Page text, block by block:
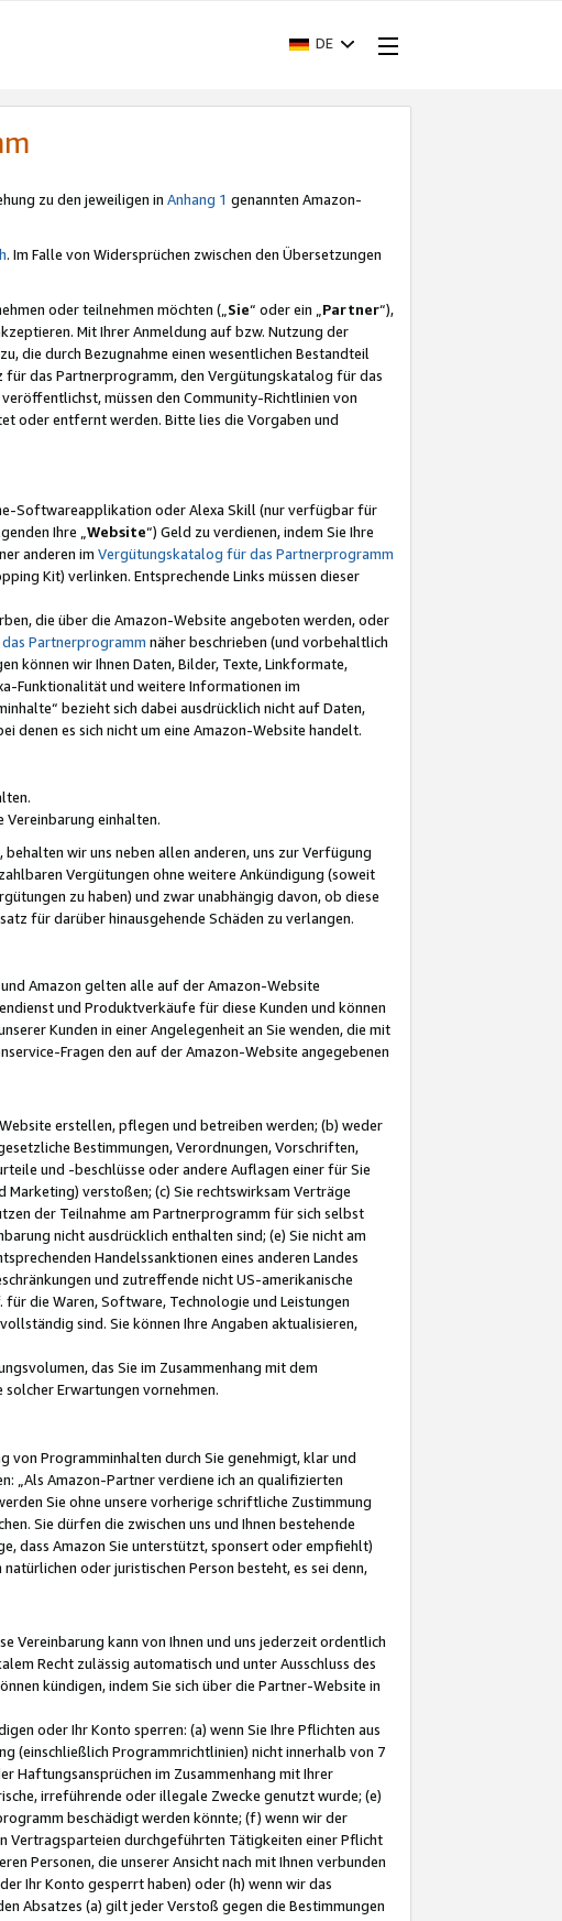
DE
zu den jeweiligen in Anhang 1 genannten Amazon-
. Im Falle von Widersprüchen zwischen den Übersetzungen
oder teilnehmen möchten („Sie“ oder ein „Partner“),
Mit Ihrer Anmeldung auf bzw. Nutzung der
die durch Bezugnahme einen wesentlichen Bestandteil
für das Partnerprogramm, den Vergütungskatalog für das
müssen den Community-Richtlinien von
oder entfernt werden. Bitte lies die Vorgaben und
Softwareapplikation oder Alexa Skill (nur verfügbar für
Ihre „ Website“) Geld zu verdienen, indem Sie Ihre
anderen im Vergütungskatalog für das Partnerprogramm
Kit) verlinken. Entsprechende Links müssen dieser
die über die Amazon-Website angeboten werden, oder
Partnerprogramm näher beschrieben (und vorbehaltlich
können wir Ihnen Daten, Bilder, Texte, Linkformate,
Funktionalität und weitere Informationen im
bezieht sich dabei ausdrücklich nicht auf Daten,
denen es sich nicht um eine Amazon-Website handelt.
einhalten.
wir uns neben allen anderen, uns zur Verfügung
Vergütungen ohne weitere Ankündigung (soweit
zu haben) und zwar unabhängig davon, ob diese
für darüber hinausgehende Schäden zu verlangen.
Amazon gelten alle auf der Amazon-Website
und Produktverkäufe für diese Kunden und können
Kunden in einer Angelegenheit an Sie wenden, die mit
Fragen den auf der Amazon-Website angegebenen
erstellen, pflegen und betreiben werden; (b) weder
Bestimmungen, Verordnungen, Vorschriften,
und -beschlüsse oder andere Auflagen einer für Sie
verstoßen; (c) Sie rechtswirksam Verträge
der Teilnahme am Partnerprogramm für sich selbst
nicht ausdrücklich enthalten sind; (e) Sie nicht am
Handelssanktionen eines anderen Landes
und zutreffende nicht US-amerikanische
die Waren, Software, Technologie und Leistungen
sind. Sie können Ihre Angaben aktualisieren,
das Sie im Zusammenhang mit dem
Erwartungen vornehmen.
von Programminhalten durch Sie genehmigt, klar und
„Als Amazon-Partner verdiene ich an qualifizierten
Sie ohne unsere vorherige schriftliche Zustimmung
Sie dürfen die zwischen uns und Ihnen bestehende
dass Amazon Sie unterstützt, sponsert oder empfiehlt)
oder juristischen Person besteht, es sei denn,
Vereinbarung kann von Ihnen und uns jederzeit ordentlich
Recht zulässig automatisch und unter Ausschluss des
kündigen, indem Sie sich über die Partner-Website in
oder Ihr Konto sperren: (a) wenn Sie Ihre Pflichten aus
(einschließlich Programmrichtlinien) nicht innerhalb von 7
Haftungsansprüchen im Zusammenhang mit Ihrer
irreführende oder illegale Zwecke genutzt wurde; (e)
beschädigt werden könnte; (f) wenn wir der
Vertragsparteien durchgeführten Tätigkeiten einer Pflicht
Personen, die unserer Ansicht nach mit Ihnen verbunden
Ihr Konto gesperrt haben) oder (h) wenn wir das
Absatzes (a) gilt jeder Verstoß gegen die Bestimmungen